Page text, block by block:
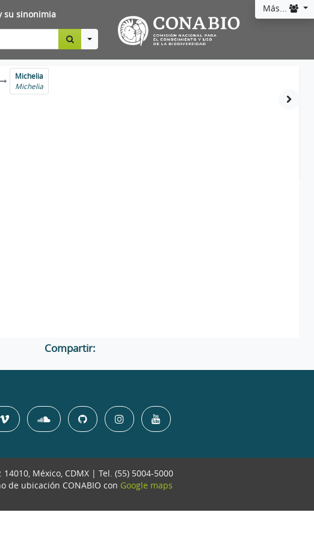
Más...
su sinonimia
Toggle Dropdown
Michelia
Michelia
Compartir:
México, CDMX | Tel. (55) 5004-5000
de ubicación CONABIO con Google maps